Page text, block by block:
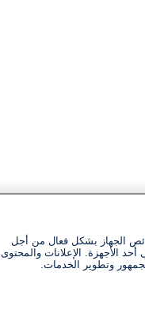
الجهاز بشكل فعال من أجل
الأجهزة. الإعلانات والمحتوى
وتطوير الخدمات.